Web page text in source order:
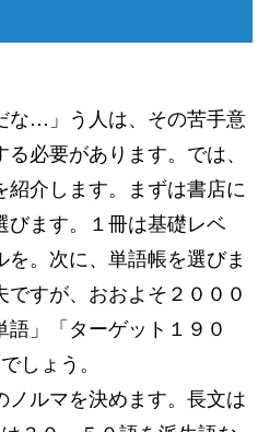
な…」う人は、その苦手意
必要があります。では、
介します。まずは書店に
ます。１冊は基礎レベ
。次に、単語帳を選びま
すが、おおよそ２０００
」「ターゲット１９０
しょう。
ルマを決めます。長文は